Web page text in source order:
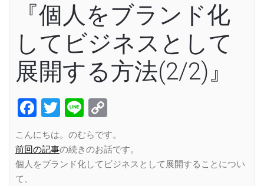
『個人をブランド化
してビジネスとして
展開する方法(2/2)』
Facebook
Twitter
Line
Link
こんにちは。のむらです。
前回の記事の続きのお話です。
個人をブランド化してビジネスとして展開することについ
て、